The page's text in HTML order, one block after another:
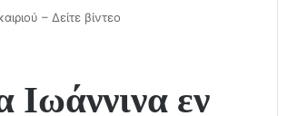
– Δείτε βίντεο
εν